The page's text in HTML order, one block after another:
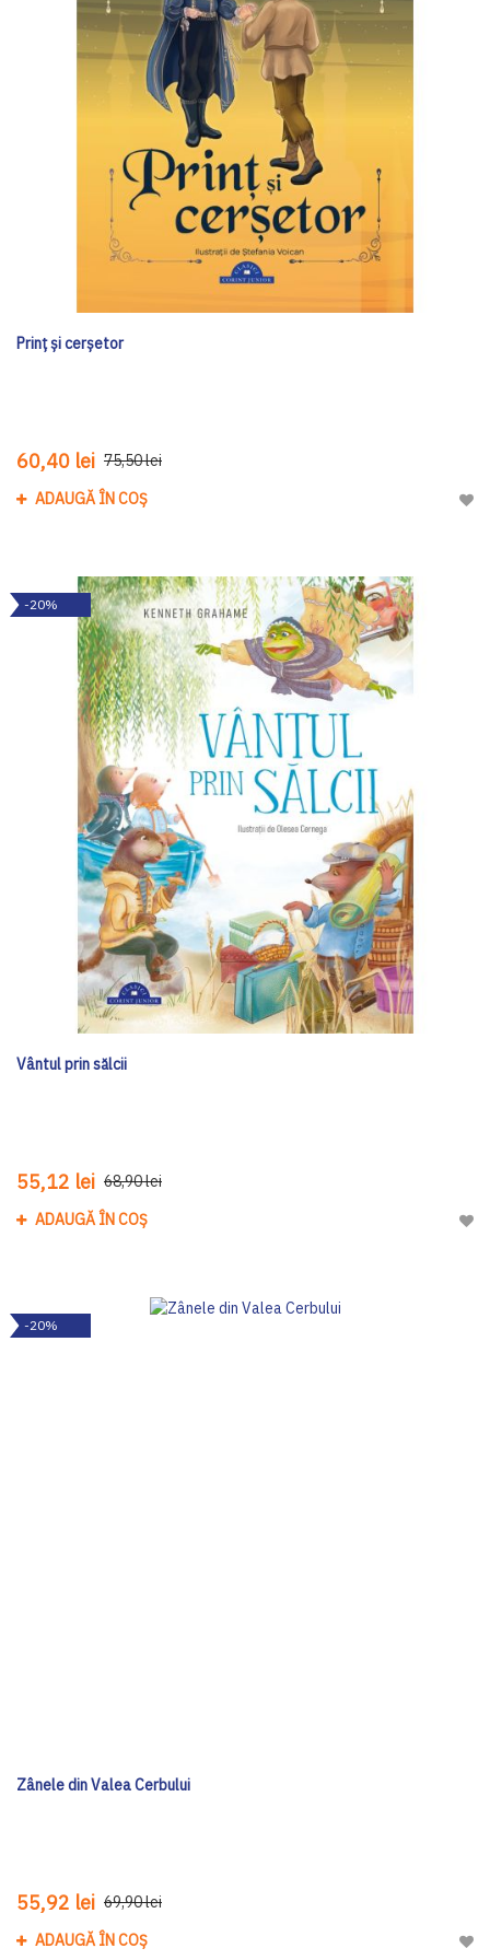
Prinț și cerșetor
60,40 lei 75,50 lei
ADAUGĂ ÎN COȘ
-20%
Vântul prin sălcii
55,12 lei 68,90 lei
ADAUGĂ ÎN COȘ
-20%
Zânele din Valea Cerbului
55,92 lei 69,90 lei
ADAUGĂ ÎN COȘ